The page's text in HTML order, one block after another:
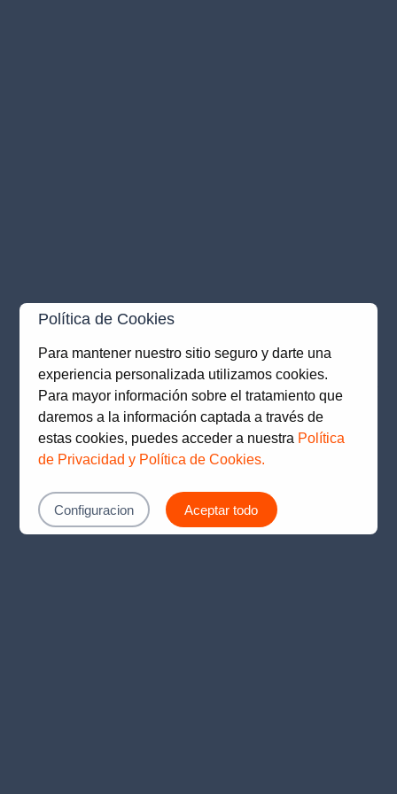
Política de Cookies
Para mantener nuestro sitio seguro y darte una
experiencia personalizada utilizamos cookies.
Para mayor información sobre el tratamiento que
daremos a la información captada a través de
estas cookies, puedes acceder a nuestra Política
de Privacidad y Política de Cookies.
Aceptar todo
Configuracion
Application error: a client-side exception has occurred while
loadingwww.prima.com.pe(see the browser console
more information).